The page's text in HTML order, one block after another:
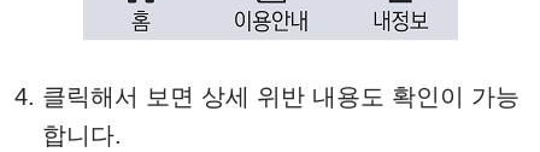
클릭해서 보면 상세 위반 내용도 확인이 가능
합니다.